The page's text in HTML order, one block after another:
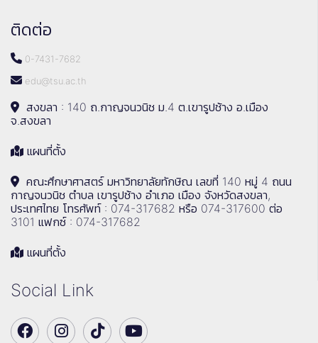
ติดต่อ
0-7431-7682
edu@tsu.ac.th
สงขลา : 140 ถ.กาญจนวนิช ม.4 ต.เขารูปช้าง อ.เมือง
จ.สงขลา
แผนที่ตั้ง
คณะศึกษาศาสตร์ มหาวิทยาลัยทักษิณ เลขที่ 140 หมู่ 4 ถนน
กาญจนวนิช ตำบล เขารูปช้าง อำเภอ เมือง จังหวัดสงขลา,
ประเทศไทย โทรศัพท์ : 074-317682 หรือ 074-317600 ต่อ
3101 แฟกซ์ : 074-317682
แผนที่ตั้ง
Social Link